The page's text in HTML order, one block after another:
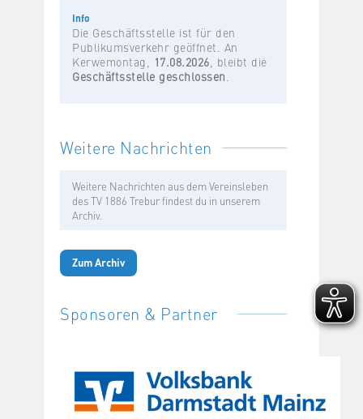
Info
Die Geschäftsstelle ist für den
Publikumsverkehr geöffnet. An
Kerwemontag, 17.08.2026, bleibt die
Geschäftsstelle geschlossen.
Weitere Nachrichten
Weitere Nachrichten aus dem Vereinsleben
des TV 1886 Trebur findest du in unserem
Archiv.
Zum Archiv
Sponsoren & Partner